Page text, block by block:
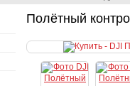
Полётный